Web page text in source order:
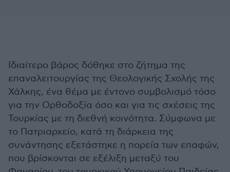
Ιδιαίτερο βάρος δόθηκε στο ζήτημα της
επαναλειτουργίας της Θεολογικής Σχολής της
Χάλκης, ένα θέμα με έντονο συμβολισμό τόσο
για την Ορθοδοξία όσο και για τις σχέσεις της
Τουρκίας με τη διεθνή κοινότητα. Σύμφωνα με
το Πατριαρχείο, κατά τη διάρκεια της
συνάντησης εξετάστηκε η πορεία των επαφών,
που βρίσκονται σε εξέλιξη μεταξύ του